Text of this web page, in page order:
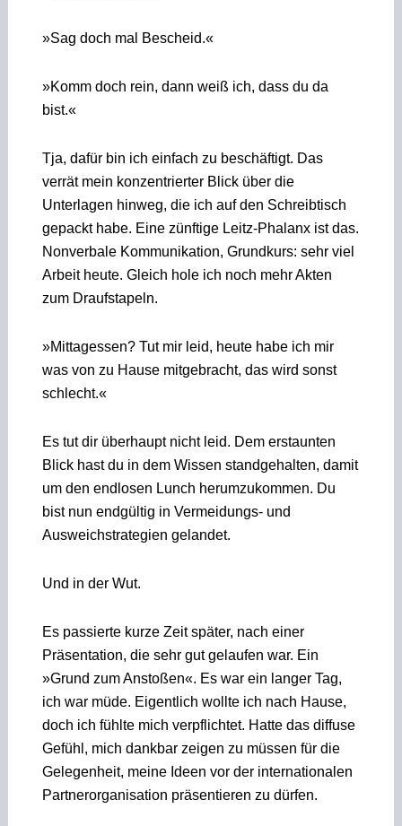
»Sag doch mal Bescheid.«
»Komm doch rein, dann weiß ich, dass du da
bist.«
Tja, dafür bin ich einfach zu beschäftigt. Das
verrät mein konzentrierter Blick über die
Unterlagen hinweg, die ich auf den Schreibtisch
gepackt habe. Eine zünftige Leitz-Phalanx ist das.
Nonverbale Kommunikation, Grundkurs: sehr viel
Arbeit heute. Gleich hole ich noch mehr Akten
zum Draufstapeln.
»Mittagessen? Tut mir leid, heute habe ich mir
was von zu Hause mitgebracht, das wird sonst
schlecht.«
Es tut dir überhaupt nicht leid. Dem erstaunten
Blick hast du in dem Wissen standgehalten, damit
um den endlosen Lunch herumzukommen. Du
bist nun endgültig in Vermeidungs- und
Ausweichstrategien gelandet.
Und in der Wut.
Es passierte kurze Zeit später, nach einer
Präsentation, die sehr gut gelaufen war. Ein
»Grund zum Anstoßen«. Es war ein langer Tag,
ich war müde. Eigentlich wollte ich nach Hause,
doch ich fühlte mich verpflichtet. Hatte das diffuse
Gefühl, mich dankbar zeigen zu müssen für die
Gelegenheit, meine Ideen vor der internationalen
Partnerorganisation präsentieren zu dürfen.